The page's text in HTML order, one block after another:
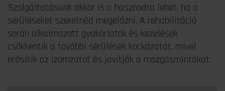
Szolgáltatásunk akkor is a hasznodra lehet, ha a
sérüléseket szeretnéd megelőzni. A rehabilitáció
során alkalmazott gyakorlatok és kezelések
csökkentik a további sérülések kockázatát, mivel
erősítik az izomzatot és javítják a mozgásmintákat​.